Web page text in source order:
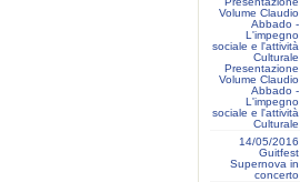
Volume Claudio
Abbado -
L'impegno
sociale e l'attività
Culturale
Presentazione
Volume Claudio
Abbado -
L'impegno
sociale e l'attività
Culturale
14/05/2016
Guitfest
Supernova in
concerto